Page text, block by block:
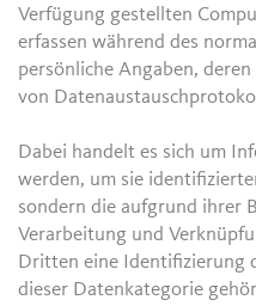
Verfügung gestellten
erfassen während des
persönliche Angaben,
von
Dabei handelt es sich um
werden, um sie
sondern die aufgrund ihrer
Verarbeitung und
Dritten eine Identifizierung
dieser Datenkategorie